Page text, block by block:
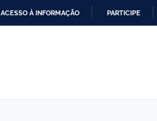
ACESSO À INFORMAÇÃO PARTICIPE